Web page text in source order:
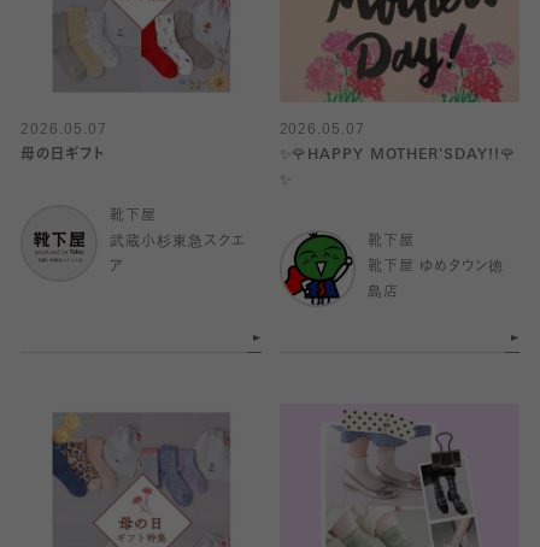
2026.05.07
母の日ギフト
靴下屋
武蔵小杉東急スクエ
ア
2026.05.07
✨🌹HAPPY MOTHER'SDAY!!🌹
靴下屋
靴下屋 ゆめタウン徳
島店